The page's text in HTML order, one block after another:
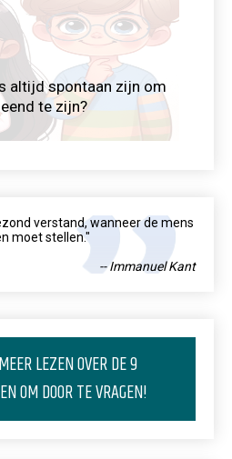
altijd spontaan zijn om
te zijn?
verstand, wanneer de mens
moet stellen."
-- Immanuel Kant
LEZEN OVER DE 9
OM DOOR TE VRAGEN!